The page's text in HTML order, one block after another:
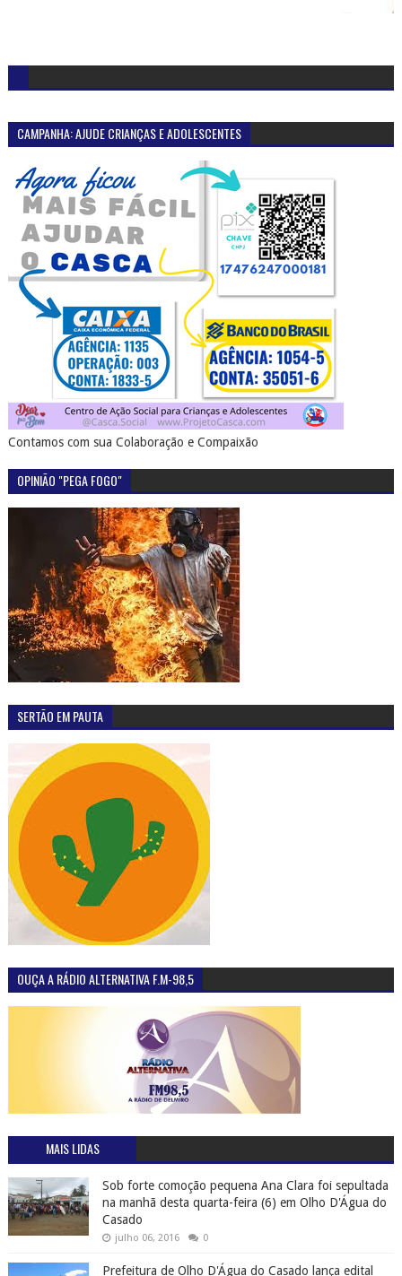
CAMPANHA: AJUDE CRIANÇAS E ADOLESCENTES
Contamos com sua Colaboração e Compaixão
OPINIÃO "PEGA FOGO"
SERTÃO EM PAUTA
OUÇA A RÁDIO ALTERNATIVA F.M-98,5
MAIS LIDAS
Sob forte comoção pequena Ana Clara foi sepultada
na manhã desta quarta-feira (6) em Olho D'Água do
Casado
julho 06, 2016 0
Prefeitura de Olho D'Água do Casado lança edital